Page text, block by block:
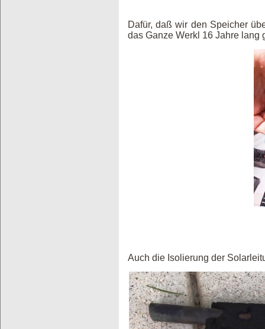
Dafür, daß wir den Speicher
das Ganze Werkl 16 Jahre lang
Auch die Isolierung der